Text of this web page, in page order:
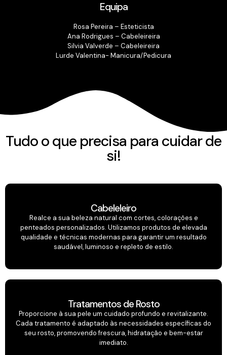
Equipa
Rosa Pereira – Esteticista
Ana Rodrigues – Cabeleireira
Silvia Valverde – Cabeleireira
Lurde Valentina- Manicura/Pedicura
Tudo o que precisa para cuidar de
si!
Cabeleleiro
Realce a sua beleza natural com cortes, colorações e
penteados personalizados. Utilizamos produtos de elevada
qualidade e técnicas modernas para garantir um resultado
saudável, luminoso e repleto de estilo.
Tratamentos de Rosto
Proporcione à sua pele um cuidado profundo e revitalizante.
Cada tratamento é adaptado às necessidades específicas do
seu rosto, promovendo frescura, hidratação e bem-estar
imediato.